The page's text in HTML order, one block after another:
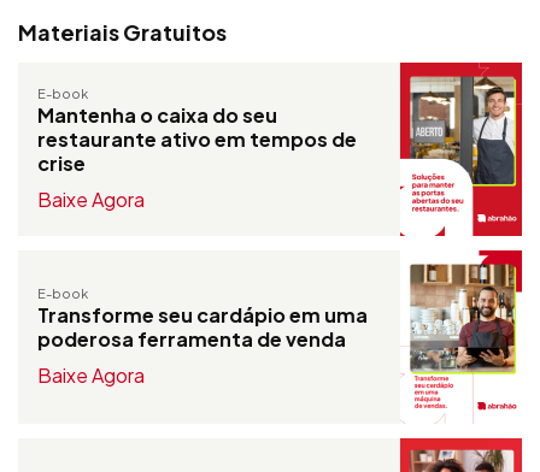
Materiais Gratuitos
E-book
Mantenha o caixa do seu
restaurante ativo em tempos de
crise
Baixe Agora
E-book
Transforme seu cardápio em uma
poderosa ferramenta de venda
Baixe Agora